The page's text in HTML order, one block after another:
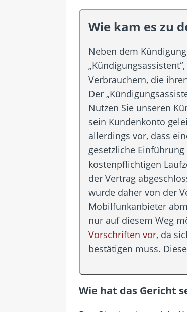
Wie kam es zu
Neben dem
Verbrauchern, die
Der
Nutzen Sie unseren
sein Kundenkonto
allerdings vor, dass
gesetzliche
kostenpflichtigen
der Vertrag
wurde daher von der
Mobilfunkanbieter
nur auf diesem Weg
Vorschriften vor, da
bestätigen muss.
Wie hat das Gericht